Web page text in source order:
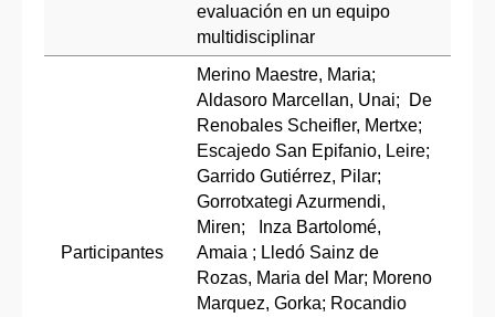
evaluación en un equipo
multidisciplinar
Participantes
Merino Maestre, Maria;
Aldasoro Marcellan, Unai; De
Renobales Scheifler, Mertxe;
Escajedo San Epifanio, Leire;
Garrido Gutiérrez, Pilar;
Gorrotxategi Azurmendi,
Miren; Inza Bartolomé,
Amaia ; Lledó Sainz de
Rozas, Maria del Mar; Moreno
Marquez, Gorka; Rocandio